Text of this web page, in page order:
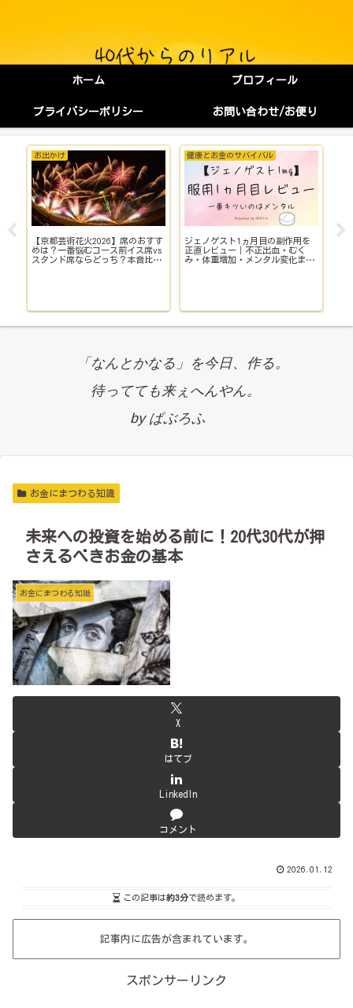
ホーム プロフィール
プライバシーポリシー お問い合わせ/お便り
お出かけ
【京都芸術花火2026】席のおすす
めは？一番悩むコース前イス席vs
スタンド席ならどっち？本音比
健康とお金のサバイバル
ジェノゲスト1ヵ月目の副作用を
正直レビュー｜不正出血・むく
み・体重増加・メンタル変化まで
「なんとかなる」を今日、作る。
待ってても来ぇへんやん。
by ぱぶろふ
お金にまつわる知識
未来への投資を始める前に！20代30代が押
さえるべきお金の基本
お金にまつわる知識
X
はてブ
LinkedIn
コメント
2026.01.12
この記事は約3分で読めます。
記事内に広告が含まれています。
スポンサーリンク